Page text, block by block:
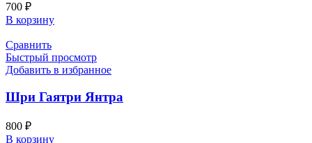
700 ₽
В корзину
Сравнить
Быстрый просмотр
Добавить в избранное
Шри Гаятри Янтра
800 ₽
В корзину